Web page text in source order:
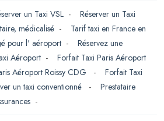
un Taxi VSL - Réserver un Taxi
médicalisé - Tarif taxi en France en
pour l' aéroport - Réservez une
Aéroport - Forfait Taxi Paris Aéroport
Aéroport Roissy CDG - Forfait Taxi
un taxi conventionné - Prestataire
-